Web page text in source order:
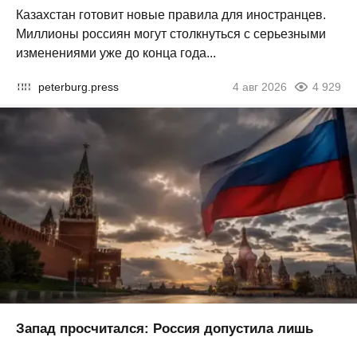
Казахстан готовит новые правила для иностранцев.
Миллионы россиян могут столкнуться с серьезными
изменениями уже до конца года...
peterburg.press 4 авг 2026 4 929
Запад просчитался: Россия допустила лишь